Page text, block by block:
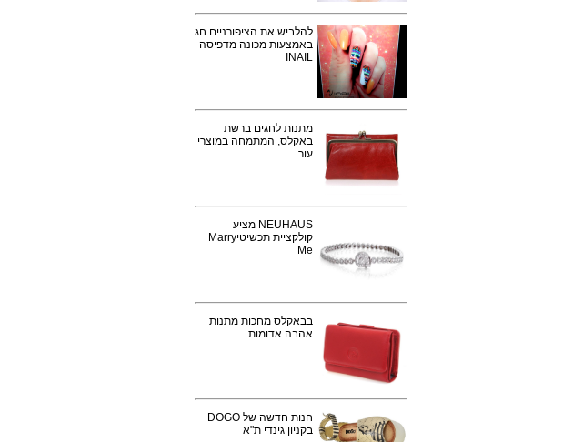
להלביש את הציפורניים חג
באמצעות מכונה מדפיסה
INAIL
מתנות לחגים ברשת
באקלס, המתמחה במוצרי
עור
NEUHAUS מציע
קולקציית תכשיטיMarry
Me
בבאקלס מחכות מתנות
אהבה אדומות
חנות חדשה של DOGO
בקניון גינדי ת"א